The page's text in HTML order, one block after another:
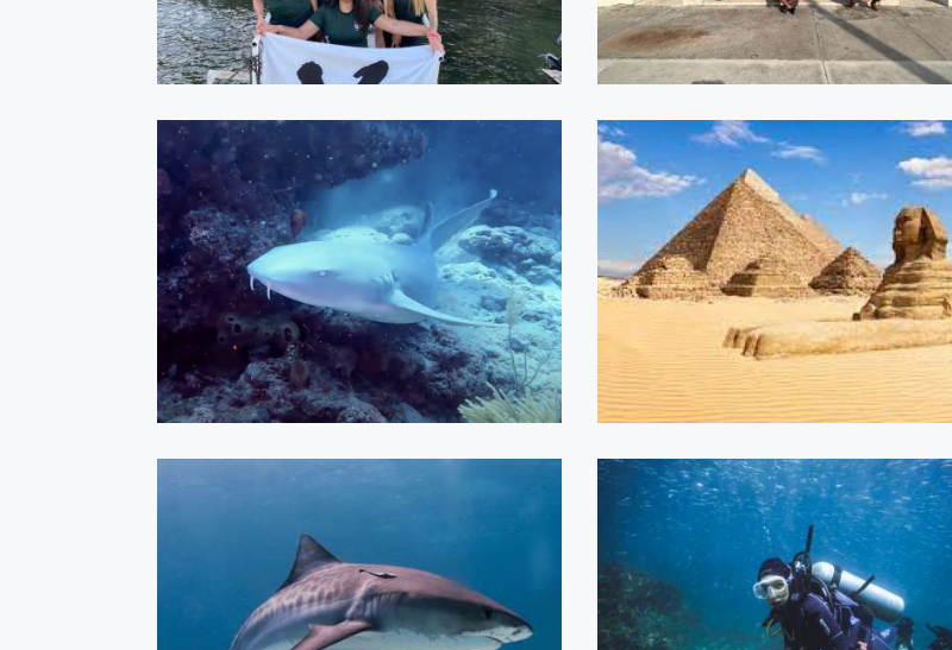
Flórida Palm Beach - Abril
2023
ASSISTIR
Mar Vermelho - Egito -
Julho2022
ASSISTIR
Florida - Abril 2022
ASSISTIR
Open Water Diver
ASSISTIR